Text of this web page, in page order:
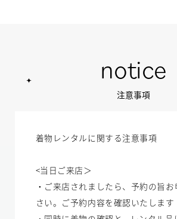
notice
注意事項
着物レンタルに関する注意事項
<当日ご来店＞
・ご来店されましたら、予約の旨
さい。ご予約内容を確認いたします